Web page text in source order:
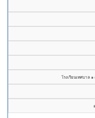
โรงเรียนเทศบาล